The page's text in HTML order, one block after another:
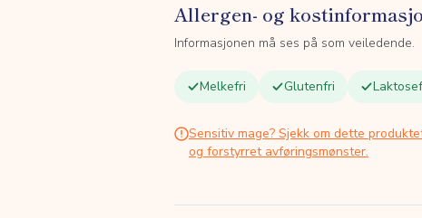
Allergen- og
Informasjonen må ses på som veiledende.
Melkefri Glutenfri
Sensitiv mage? Sjekk om dette
og forstyrret avføringsmønster.